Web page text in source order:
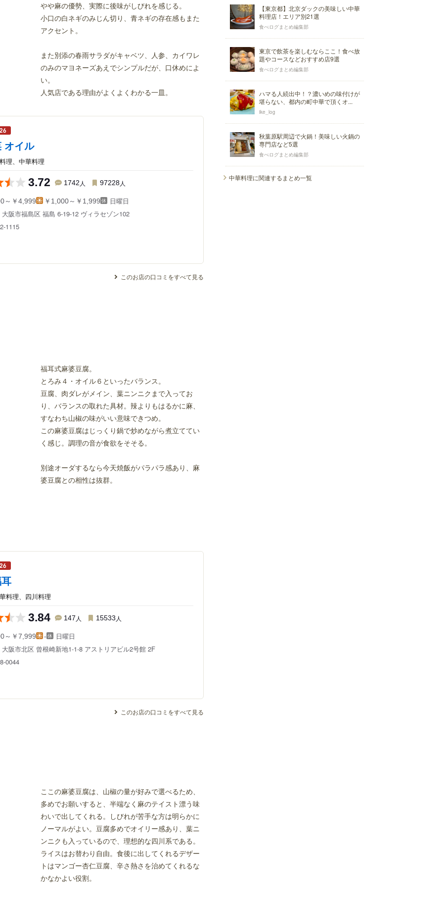
やや麻の優勢、実際に後味がしびれを感じる。
小口の白ネギのみじん切り、青ネギの存在感もまた
アクセント。
また別添の春雨サラダがキャベツ、人参、カイワレ
のみのマヨネーズあえでシンプルだが、口休めによ
い。
人気店である理由がよくよくわかる一皿。
オイル
理、中華料理
3.72 1742 人 97228人
～￥4,999 ￥1,000～￥1,999
日曜日
大阪市福島区 福島 6-19-12 ヴィラセゾン102
1115
このお店の口コミをすべて見る
福耳式麻婆豆腐。
とろみ４・オイル６といったバランス。
豆腐、肉ダレがメイン、葉ニンニクまで入ってお
り、バランスの取れた具材。辣よりもはるかに麻、
すなわち山椒の味がいい意味できつめ。
この麻婆豆腐はじっくり鍋で炒めながら煮立ててい
く感じ。調理の音が食欲をそそる。
別途オーダするなら今天焼飯がパラパラ感あり、麻
婆豆腐との相性は抜群。
料理、四川料理
3.84 147 人 15533 人
～￥7,999 -
日曜日
大阪市北区 曾根崎新地1-1-8 アストリアビル2号館 2F
0044
このお店の口コミをすべて見る
ここの麻婆豆腐は、山椒の量が好みで選べるため、
多めでお願いすると、半端なく麻のテイスト漂う味
わいで出してくれる。しびれが苦手な方は明らかに
ノーマルがよい。豆腐多めでオイリー感あり、葉ニ
ンニクも入っているので、理想的な四川系である。
ライスはお替わり自由。食後に出してくれるデザー
トはマンゴー杏仁豆腐、辛さ熱さを治めてくれるな
かなかよい役割。
【東京都】北京ダックの美味しい中華
料理店！エリア別21選
食べログまとめ編集部
東京で飲茶を楽しむならここ！食べ放
題やコースなどおすすめ店9選
食べログまとめ編集部
ハマる人続出中！？濃いめの味付けが
堪らない、都内の町中華で頂くオ...
ike_log
秋葉原駅周辺で火鍋！美味しい火鍋の
専門店など5選
食べログまとめ編集部
中華料理に関連するまとめ一覧